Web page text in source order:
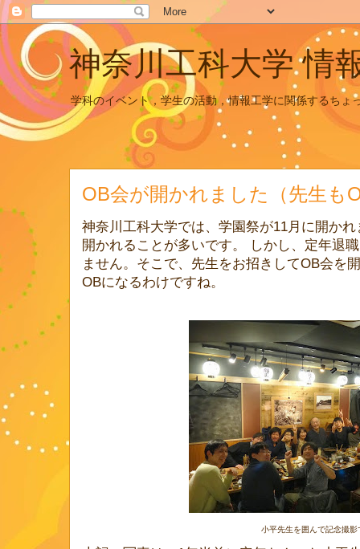
神奈川工科大学 情
学科のイベント，学生の活動，情報工学に関係するちょ
OB会が開かれました（先生も
神奈川工科大学では、学園祭が11月に開か
開かれることが多いです。 しかし、定年退
ません。そこで、先生をお招きしてOB会を
OBになるわけですね。
小平先生を囲んで記念撮影